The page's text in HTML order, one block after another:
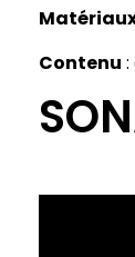
Contenu